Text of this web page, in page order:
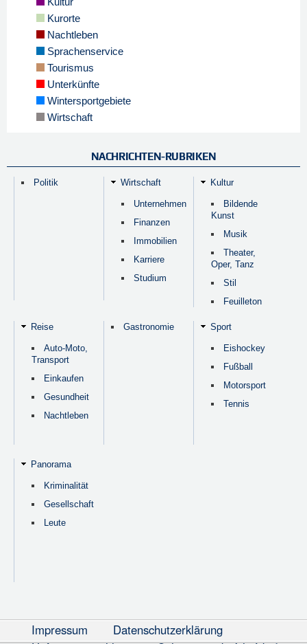
Kurorte
Nachtleben
Sprachenservice
Tourismus
Unterkünfte
Wintersportgebiete
Wirtschaft
NACHRICHTEN-RUBRIKEN
Politik Wirtschaft
Unternehmen
Finanzen
Immobilien
Karriere
Studium
Kultur
Bildende
Kunst
Musik
Theater,
Oper, Tanz
Stil
Feuilleton
Reise
Auto-Moto,
Transport
Einkaufen
Gesundheit
Nachtleben
Gastronomie Sport
Eishockey
Fußball
Motorsport
Tennis
Panorama
Kriminalität
Gesellschaft
Leute
Impressum
Datenschutzerklärung